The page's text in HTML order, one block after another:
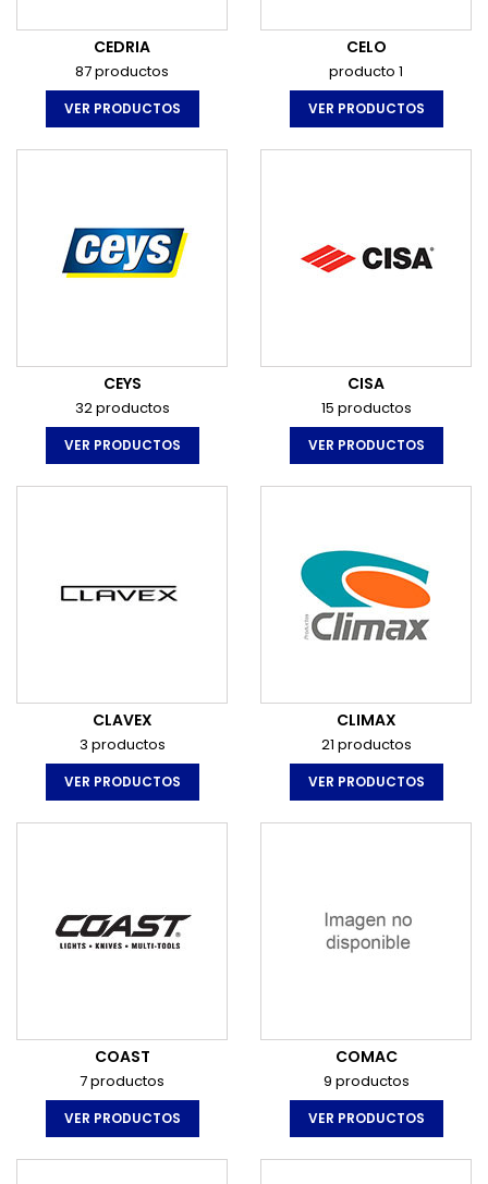
CEDRIA
87 productos
VER PRODUCTOS
CELO
producto 1
VER PRODUCTOS
CEYS
32 productos
VER PRODUCTOS
CISA
15 productos
VER PRODUCTOS
CLAVEX
3 productos
VER PRODUCTOS
CLIMAX
21 productos
VER PRODUCTOS
COAST
7 productos
VER PRODUCTOS
COMAC
9 productos
VER PRODUCTOS